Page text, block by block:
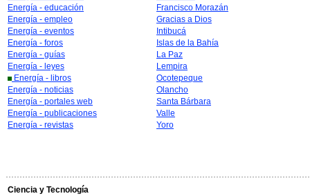
Energía - educación
Energía - empleo
Energía - eventos
Energía - foros
Energía - guías
Energía - leyes
Energía - libros
Energía - noticias
Energía - portales web
Energía - publicaciones
Energía - revistas
Francisco Morazán
Gracias a Dios
Intibucá
Islas de la Bahía
La Paz
Lempira
Ocotepeque
Olancho
Santa Bárbara
Valle
Yoro
Ciencia y Tecnología